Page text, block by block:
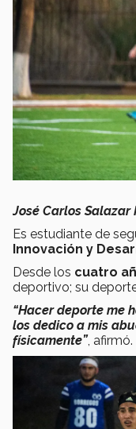
José Carlos Salazar
Es estudiante de
Innovación y
Desde los cuatro
deportivo; su
“Hacer deporte me
los dedico a mis
físicamente”, afirmó.